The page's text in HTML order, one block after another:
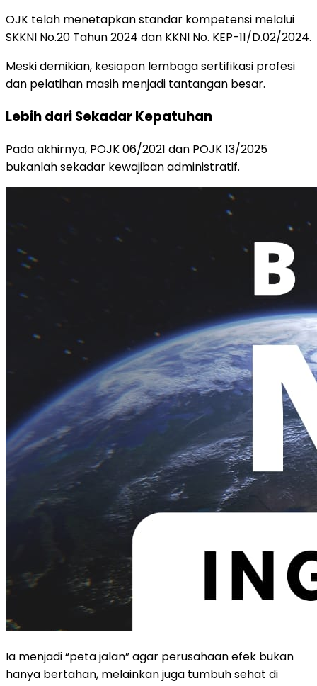
OJK telah menetapkan standar kompetensi melalui
SKKNI No.20 Tahun 2024 dan KKNI No. KEP-11/D.02/2024.
Meski demikian, kesiapan lembaga sertifikasi profesi
dan pelatihan masih menjadi tantangan besar.
Lebih dari Sekadar Kepatuhan
Pada akhirnya, POJK 06/2021 dan POJK 13/2025
bukanlah sekadar kewajiban administratif.
Ia menjadi “peta jalan” agar perusahaan efek bukan
hanya bertahan, melainkan juga tumbuh sehat di